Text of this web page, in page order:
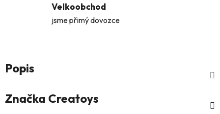
Velkoobchod
jsme přimý dovozce
Popis
Značka Creatoys